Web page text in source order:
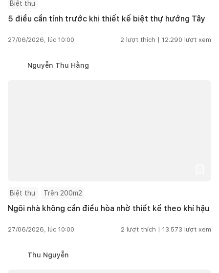
Biệt thự
5 điều cần tính trước khi thiết kế biệt thự hướng Tây
27/06/2026, lúc 10:00 2 lượt thích | 12.290 lượt xem
Nguyễn Thu Hằng
Biệt thự Trên 200m2
Ngôi nhà không cần điều hòa nhờ thiết kế theo khí hậu
27/06/2026, lúc 10:00 2 lượt thích | 13.573 lượt xem
Thu Nguyễn